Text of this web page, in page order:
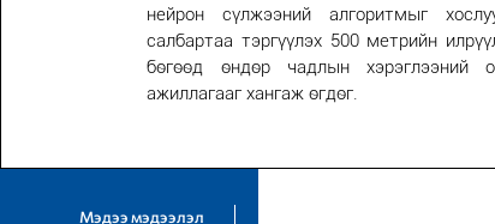
нейрон сүлжээний алгоритмыг
салбартаа тэргүүлэх 500 метрийн
бөгөөд өндөр чадлын хэрэглээний
ажиллагааг хангаж өгдөг.
Мэдээ мэдээлэл